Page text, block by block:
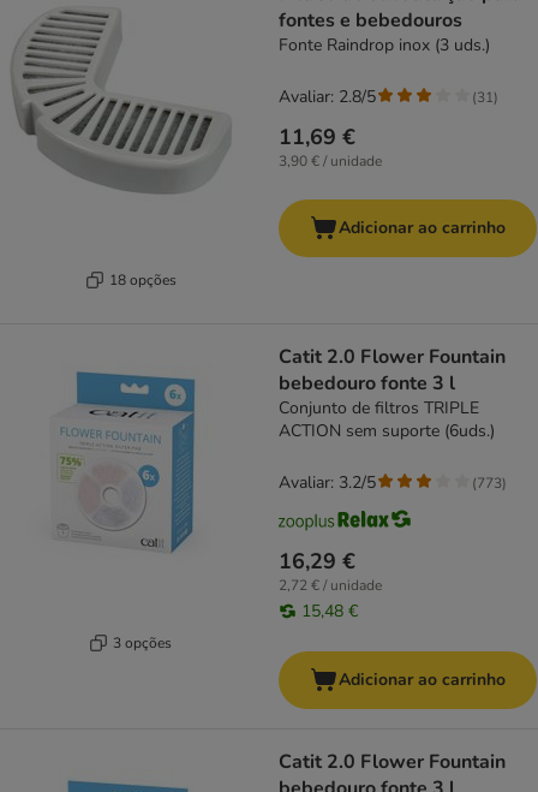
18 opções
fontes e bebedouros
Fonte Raindrop inox (3 uds.)
11,69 €
3,90 € / unidade
Avaliar: 2.8/5 (31)
Adicionar ao carrinho
3 opções
Catit 2.0 Flower Fountain
bebedouro fonte 3 l
Conjunto de filtros TRIPLE
ACTION sem suporte (6uds.)
16,29 €
2,72 € / unidade
15,48 €
Avaliar: 3.2/5 (773)
Adicionar ao carrinho
Catit 2.0 Flower Fountain